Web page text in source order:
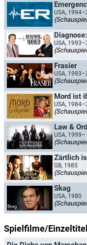
USA,
USA,
Frasier
USA,
USA,
USA, 1999–
Zärtlich
GB, 1985
Skag
USA, 1980
Spielfilme/